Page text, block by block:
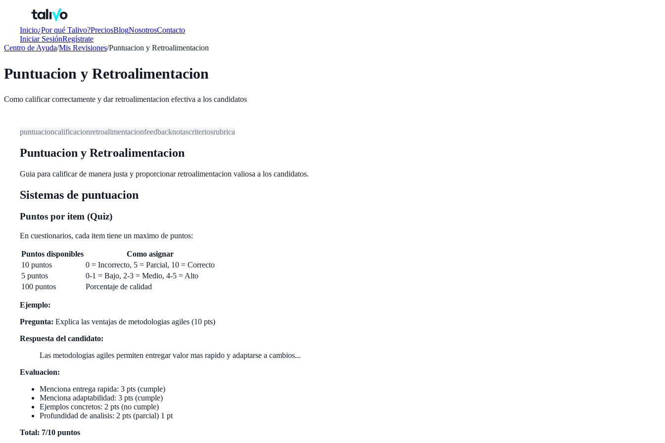
Inicio¿Por qué Talivo?PreciosBlogNosotrosContacto
Iniciar SesiónRegístrate
Centro de Ayuda/Mis Revisiones/Puntuacion y Retroalimentacion
Puntuacion y Retroalimentacion
Como calificar correctamente y dar retroalimentacion efectiva a los candidatos
puntuacioncalificacionretroalimentacionfeedbacknotascriteriosrubrica
Puntuacion y Retroalimentacion
Guia para calificar de manera justa y proporcionar retroalimentacion valiosa a los candidatos.
Sistemas de puntuacion
Puntos por item (Quiz)
En cuestionarios, cada item tiene un maximo de puntos:
Puntos disponibles
Como asignar
10 puntos
0 = Incorrecto, 5 = Parcial, 10 = Correcto
5 puntos
0-1 = Bajo, 2-3 = Medio, 4-5 = Alto
100 puntos
Porcentaje de calidad
Ejemplo:
Pregunta: Explica las ventajas de metodologias agiles (10 pts)
Respuesta del candidato:
Las metodologias agiles permiten entregar valor mas rapido y adaptarse a cambios...
Evaluacion:
Menciona entrega rapida: 3 pts (cumple)
Menciona adaptabilidad: 3 pts (cumple)
Ejemplos concretos: 2 pts (no cumple)
Profundidad de analisis: 2 pts (parcial) 1 pt
Total: 7/10 puntos